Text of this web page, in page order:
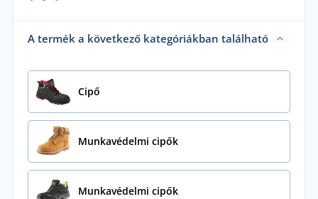
A termék a következő kategóriákban található
Cipő
Munkavédelmi cipők
Munkavédelmi cipők